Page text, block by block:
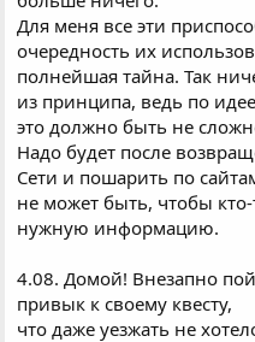
Для меня все эти
очередность их
полнейшая тайна. Так
из принципа, ведь по идее
это должно быть не
Hадо будет после
Сети и пошарить по
не может быть, чтобы
нужную информацию.
4.08. Домой! Внезапно
привык к своему квесту,
что даже уезжать не